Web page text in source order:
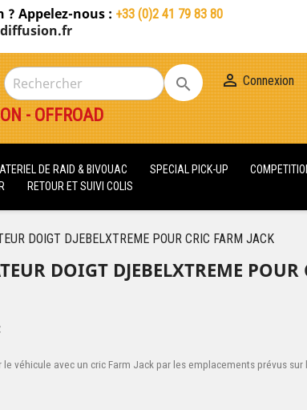
? Appelez-nous : +33 (0)2 41 79 83 80
- OFFROAD
  Connexion
DE RAID & BIVOUAC SPECIAL PICK-UP
RETOUR ET SUIVI COLIS
DOIGT DJEBELXTREME POUR CRIC FARM JACK
DOIGT DJEBELXTREME POUR
le véhicule avec un cric Farm Jack par les emplacements prévus sur